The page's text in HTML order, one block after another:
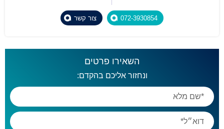
צור קשר 072-3930854
השאירו פרטים
ונחזור אליכם בהקדם: